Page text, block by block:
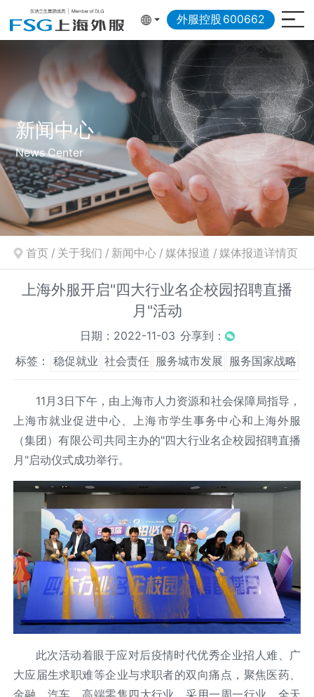
外服控股 600662
新闻中心
News Center
首页 / 关于我们 / 新闻中心 / 媒体报道 / 媒体报道详情页
上海外服开启"四大行业名企校园招聘直播
月"活动
日期：2022-11-03 分享到：
标签：
稳促就业 社会责任 服务城市发展 服务国家战略
11月3日下午，由上海市人力资源和社会保障局指导，
上海市就业促进中心、上海市学生事务中心和上海外服
（集团）有限公司共同主办的"四大行业名企校园招聘直播
月"启动仪式成功举行。
此次活动着眼于应对后疫情时代优秀企业招人难、广
大应届生求职难等企业与求职者的双向痛点，聚焦医药、
金融、汽车、高端零售四大行业，采用一周一行业、全天